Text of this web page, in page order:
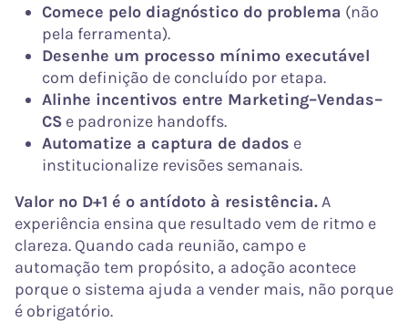
Comece pelo diagnóstico do problema (não
pela ferramenta).
Desenhe um processo mínimo executável
com definição de concluído por etapa.
Alinhe incentivos entre Marketing–Vendas–
CS e padronize handoffs.
Automatize a captura de dados e
institucionalize revisões semanais.
Valor no D+1 é o antídoto à resistência.A
experiência ensina que resultado vem de ritmo e
clareza. Quando cada reunião, campo e
automação tem propósito, a adoção acontece
porque o sistema ajuda a vender mais, não porque
é obrigatório.